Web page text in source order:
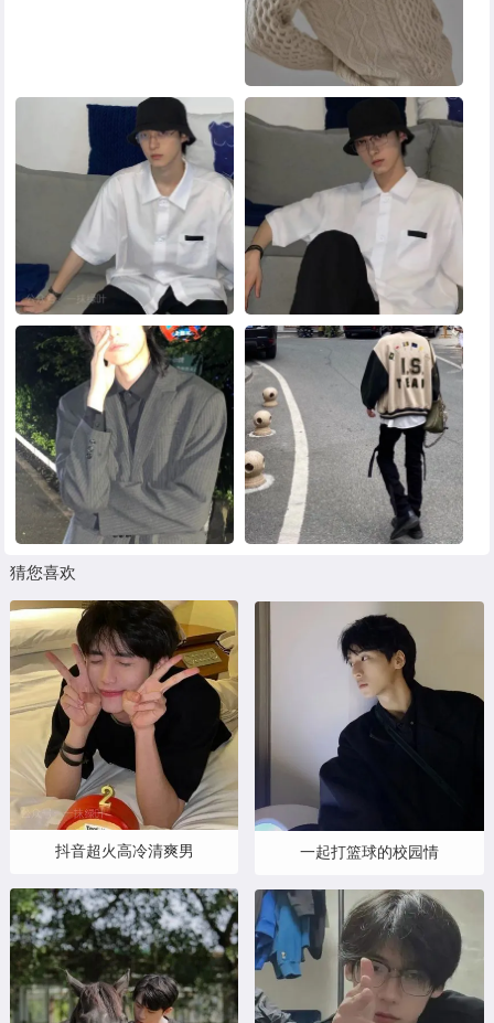
猜您喜欢
抖音超火高冷清爽男 一起打篮球的校园情